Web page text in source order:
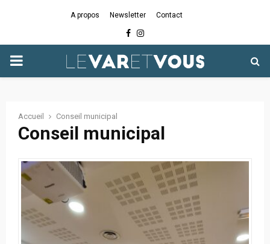
A propos Newsletter Contact
Facebook
Instagram
PRIMARY
Accueil Conseil municipal
Conseil municipal